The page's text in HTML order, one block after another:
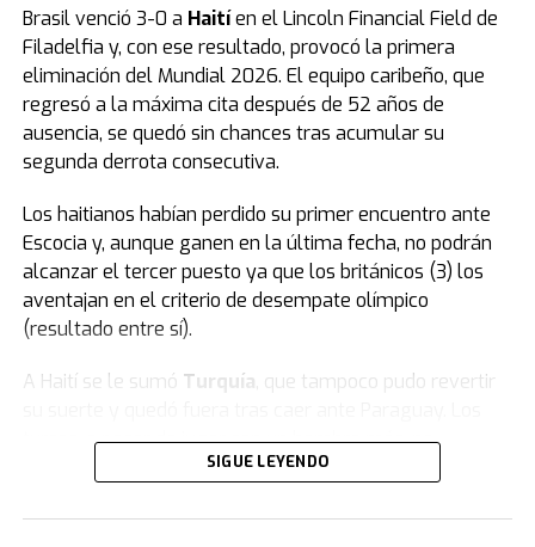
Brasil venció 3-0 a Haitíen el Lincoln Financial Field de
Filadelfia y, con ese resultado, provocó la primera
eliminación del Mundial 2026. El equipo caribeño, que
regresó a la máxima cita después de 52 años de
ausencia, se quedó sin chances tras acumular su
segunda derrota consecutiva.
Los haitianos habían perdido su primer encuentro ante
Escocia y, aunque ganen en la última fecha, no podrán
alcanzar el tercer puesto ya que los británicos (3) los
aventajan en el criterio de desempate olímpico
(resultado entre sí).
A Haití se le sumó Turquía , que tampoco pudo revertir
turcos, a pesar de jugar con un hombre más, no
lograron dar vuelta el resultado y firmaron una rápida
Mundo.
SIGUE LEYENDO